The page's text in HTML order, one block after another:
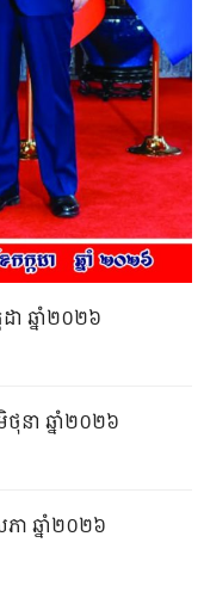
ា ឆ្នាំ២០២៦
នា ឆ្នាំ២០២៦
ា ឆ្នាំ២០២៦